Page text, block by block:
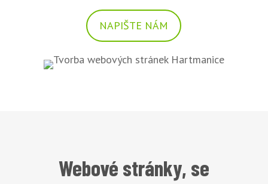
NAPIŠTE NÁM
Webové stránky, se